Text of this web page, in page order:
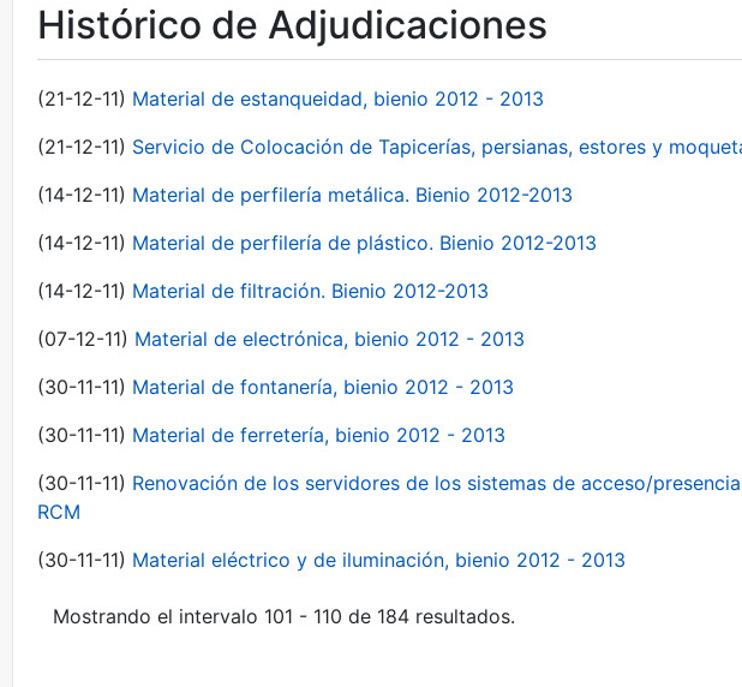
Histórico de Adjudicaciones
(21-12-11) Material de estanqueidad, bienio 2012 - 2013
(21-12-11) Servicio de Colocación de Tapicerías, persianas, estores y
(14-12-11) Material de perfilería metálica. Bienio 2012-2013
(14-12-11) Material de perfilería de plástico. Bienio 2012-2013
(14-12-11) Material de filtración. Bienio 2012-2013
(07-12-11) Material de electrónica, bienio 2012 - 2013
(30-11-11) Material de fontanería, bienio 2012 - 2013
(30-11-11) Material de ferretería, bienio 2012 - 2013
(30-11-11) Renovación de los servidores de los sistemas de acceso/
RCM
(30-11-11) Material eléctrico y de iluminación, bienio 2012 - 2013
Mostrando el intervalo 101 - 110 de 184 resultados.